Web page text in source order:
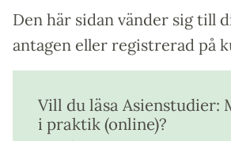
Den här sidan vänder sig till
antagen eller registrerad på
Vill du läsa Asienstudier:
i praktik (online)?